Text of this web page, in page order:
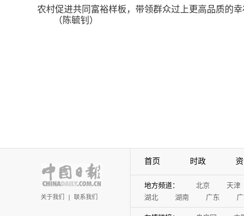
农村促进共同富裕样板，带领群众过上更高品质的
（陈毓钊）
关于我们 联系我们
首页 时政
地方频道： 北京 天津
湖北
湖南 广东